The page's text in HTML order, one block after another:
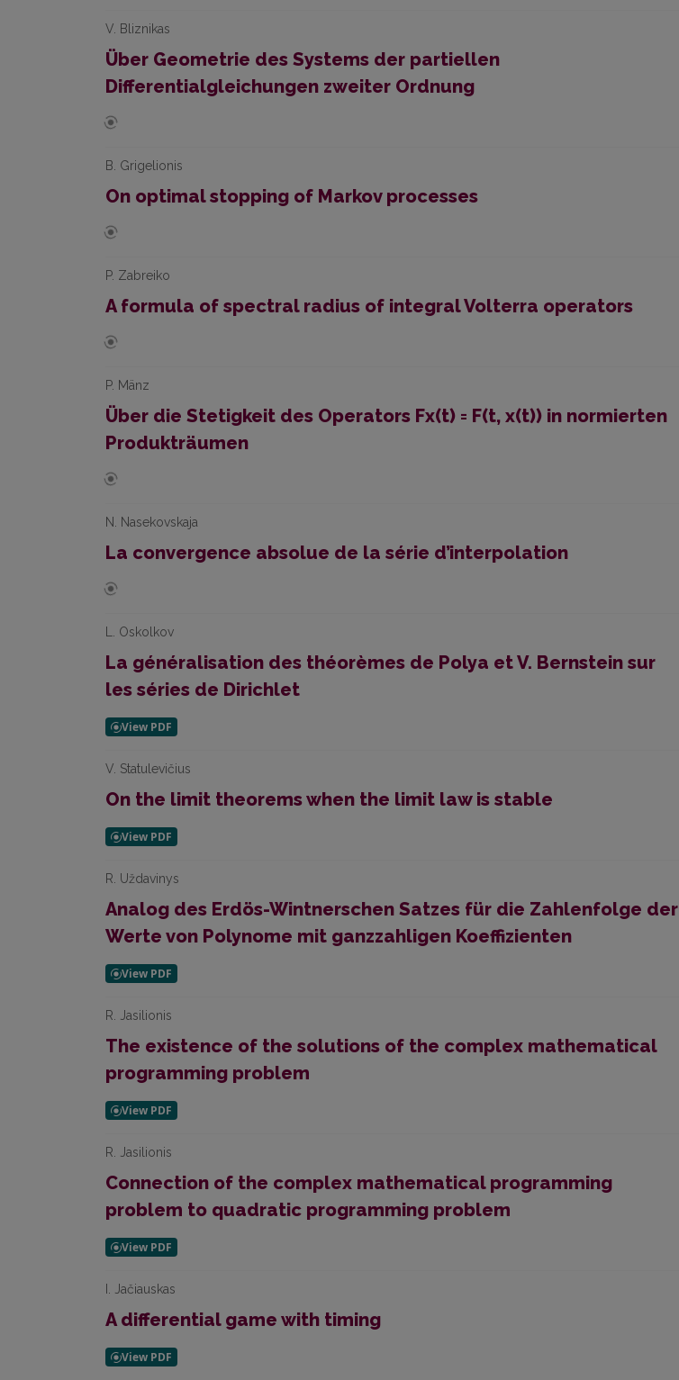
V. Bliznikas
Über Geometrie des Systems der partiellen
Differentialgleichungen zweiter Ordnung
B. Grigelionis
On optimal stopping of Markov processes
P. Zabreiko
A formula of spectral radius of integral Volterra operators
P. Mänz
Über die Stetigkeit des Operators Fx(t) = F(t, x(t)) in normierten
Produkträumen
N. Nasekovskaja
La convergence absolue de la série d’interpolation
L. Oskolkov
La généralisation des théorèmes de Polya et V. Bernstein sur
les séries de Dirichlet
V. Statulevičius
On the limit theorems when the limit law is stable
R. Uždavinys
Analog des Erdös-Wintnerschen Satzes für die Zahlenfolge der
Werte von Polynome mit ganzzahligen Koeffizienten
R. Jasilionis
The existence of the solutions of the complex mathematical
programming problem
R. Jasilionis
Connection of the complex mathematical programming
problem to quadratic programming problem
I. Jačiauskas
A differential game with timing